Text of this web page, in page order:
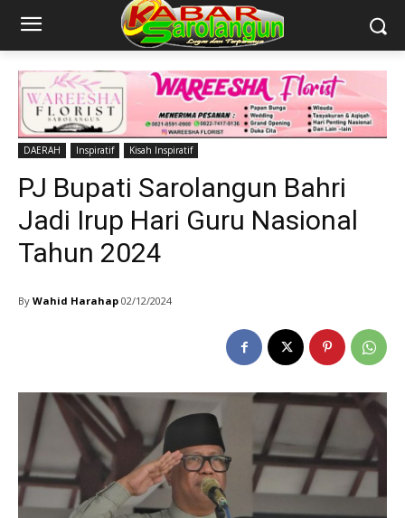
DAERAH Inspiratif Kisah Inspiratif
PJ Bupati Sarolangun Bahri
Jadi Irup Hari Guru Nasional
Tahun 2024
By Wahid Harahap 02/12/2024